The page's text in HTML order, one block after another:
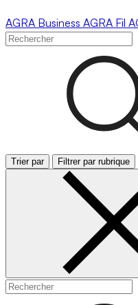
AGRA Business AGRA Fil
Trier par Filtrer par rubrique